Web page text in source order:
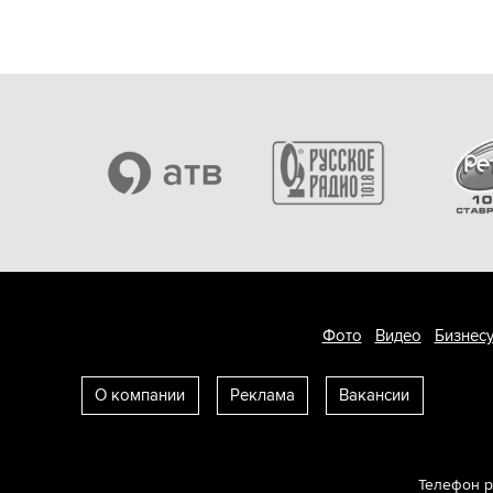
Фото Видео
О компании Реклама Вакансии
Телефон